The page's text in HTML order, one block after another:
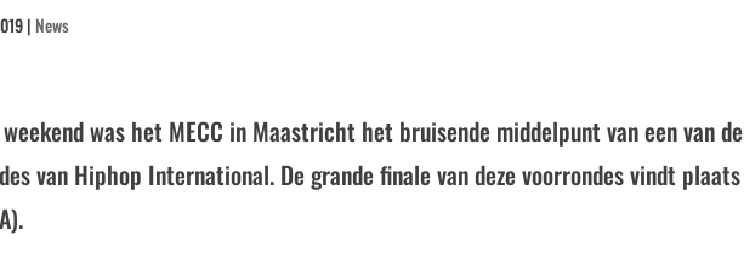
| News
weekend was het MECC in Maastricht het bruisende middelpunt van een van de
van Hiphop International. De grande finale van deze voorrondes vindt plaats